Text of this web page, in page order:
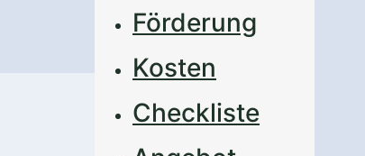
Förderung
Kosten
Checkliste